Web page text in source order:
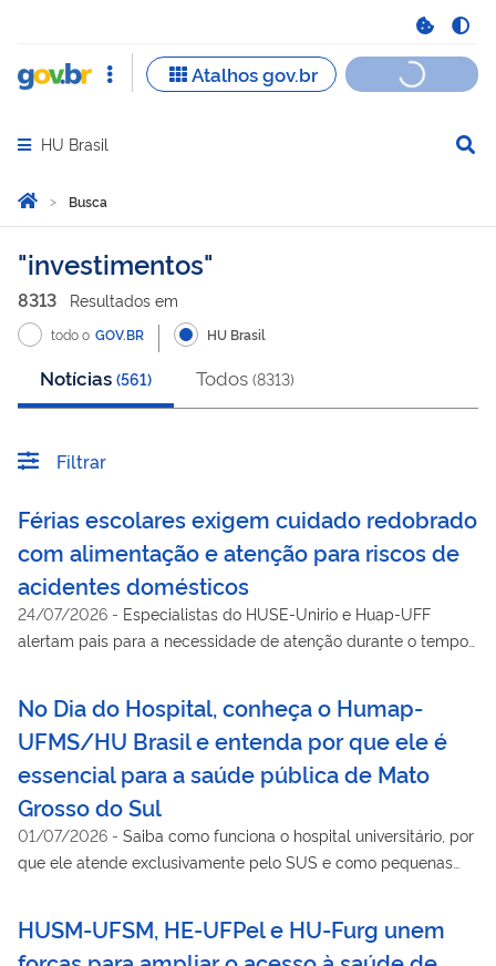
Abrir menu principal de navegação
HU Brasil
Você está aqui:
Página Inicial
Busca
Busca
investimentos
8313 Resultados em
todo o GOV.BR HU Brasil
Notícias (561) Todos (8313)
Filtrar
Férias escolares exigem cuidado redobrado
com alimentação e atenção para riscos de
acidentes domésticos
24/07/2026 - Especialistas do HUSE-Unirio e Huap-UFF
alertam pais para a necessidade de atenção durante o tempo
No Dia do Hospital, conheça o Humap-
UFMS/HU Brasil e entenda por que ele é
essencial para a saúde pública de Mato
Grosso do Sul
01/07/2026 - Saiba como funciona o hospital universitário, por
que ele atende exclusivamente pelo SUS e como pequenas
HUSM-UFSM, HE-UFPel e HU-Furg unem